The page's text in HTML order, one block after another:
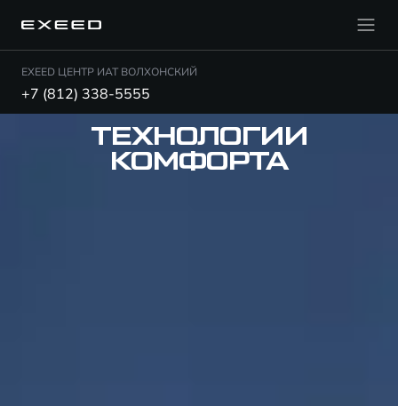
EXEED ЦЕНТР ИАТ ВОЛХОНСКИЙ
+7 (812) 338-5555
ТЕХНОЛОГИИ
КОМФОРТА